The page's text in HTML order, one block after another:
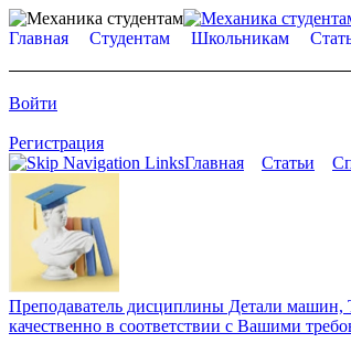
Главная Студентам Школьникам
Войти
Регистрация
Главная
Статьи
Преподаватель дисциплины Детали машин,
качественно в соответствии с Вашими